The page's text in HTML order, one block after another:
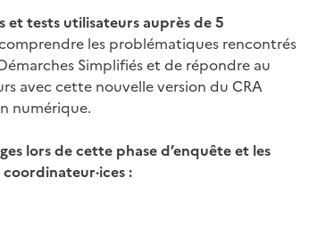
et tests utilisateurs auprès de 5
les problématiques rencontrés
Simplifiés et de répondre au
avec cette nouvelle version du CRA
numérique.
lors de cette phase d’enquête et les
: